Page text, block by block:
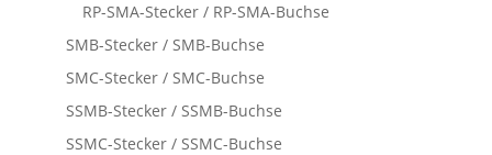
RP-SMA-Stecker / RP-SMA-Buchse
SMB-Stecker / SMB-Buchse
SMC-Stecker / SMC-Buchse
SSMB-Stecker / SSMB-Buchse
SSMC-Stecker / SSMC-Buchse